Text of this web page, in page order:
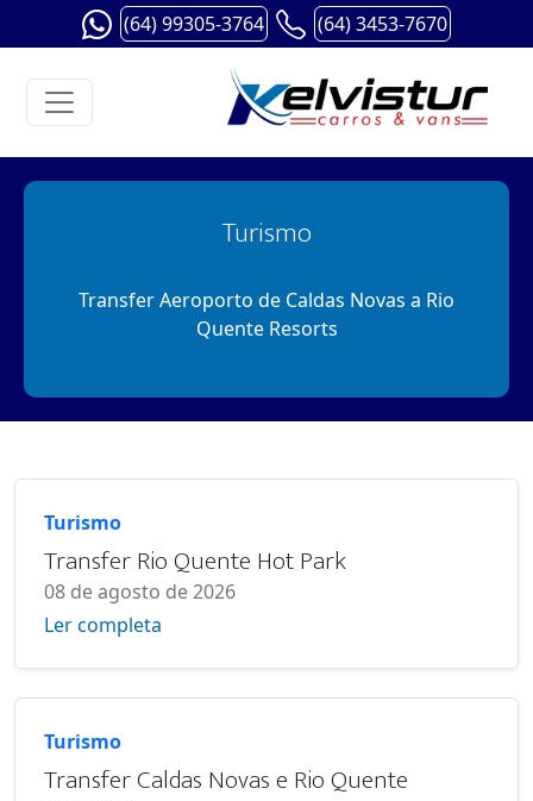
(64) 99305-3764 (64) 3453-7670
Turismo
Transfer Aeroporto de Caldas Novas a Rio
Quente Resorts
Turismo
Transfer Rio Quente Hot Park
08 de agosto de 2026
Ler completa
Turismo
Transfer Caldas Novas e Rio Quente